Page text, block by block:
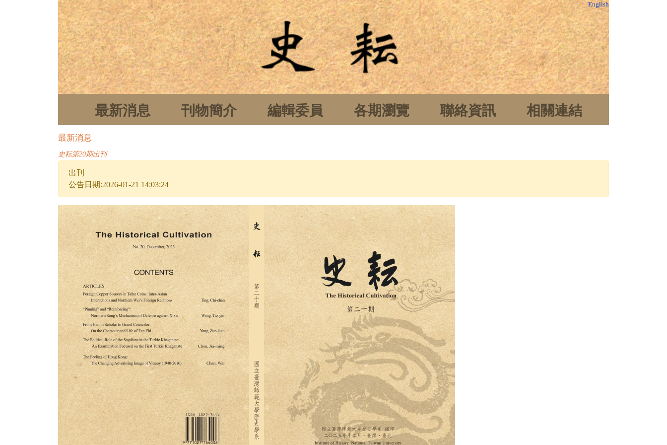
English
最新消息 刊物簡介 編輯委員 各期瀏覽 聯絡資訊 相關連結
最新消息
史耘第20期出刊
出刊
公告日期:2026-01-21 14:03:24